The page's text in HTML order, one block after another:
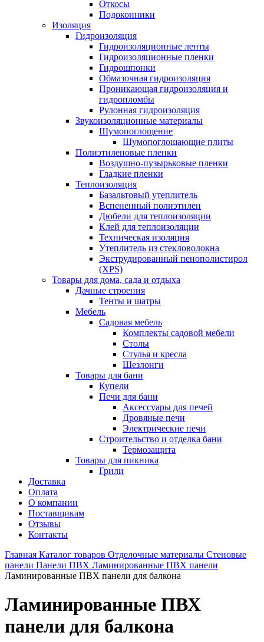
Откосы
Подоконники
Изоляция
Гидроизоляция
Гидроизоляционные ленты
Гидроизоляционные пленки
Гидрошпонки
Обмазочная гидроизоляция
Проникающая гидроизоляция и
гидропломбы
Рулонная гидроизоляция
Звукоизоляционные материалы
Шумопоглощение
Шумопоглощающие плиты
Полиэтиленовые пленки
Воздушно-пузырьковые пленки
Гладкие пленки
Теплоизоляция
Базальтовый утеплитель
Вспененный полиэтилен
Дюбели для теплоизоляции
Клей для теплоизоляции
Техническая изоляция
Утеплитель из стекловолокна
Экструдированный пенополистирол
(XPS)
Товары для дома, сада и отдыха
Дачные строения
Тенты и шатры
Мебель
Садовая мебель
Комплекты садовой мебели
Столы
Стулья и кресла
Шезлонги
Товары для бани
Купели
Печи для бани
Аксессуары для печей
Дровяные печи
Электрические печи
Строительство и отделка бани
Термозащита
Товары для пикника
Грили
Доставка
Оплата
О компании
Поставщикам
Отзывы
Контакты
Главная Каталог товаров Отделочные материалы Стеновые
панели Панели ПВХ Ламинированные ПВХ панели
Ламинированные ПВХ панели для балкона
Ламинированные ПВХ
панели для балкона